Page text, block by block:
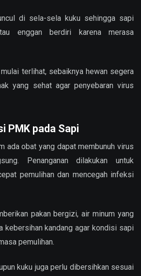
di sela-sela kuku sehingga sapi
enggan berdiri karena merasa
terlihat, sebaiknya hewan segera
yang sehat agar penyebaran virus
PMK pada Sapi
ada obat yang dapat membunuh virus
Penanganan dilakukan untuk
pemulihan dan mencegah infeksi
pakan bergizi, air minum yang
kebersihan kandang agar kondisi sapi
pemulihan.
kuku juga perlu dibersihkan sesuai